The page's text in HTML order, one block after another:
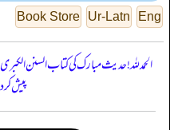
Eng
Ur-Latn
Book Store
الحمدللہ! حدیث مبارک کی کتاب السنن
پیش